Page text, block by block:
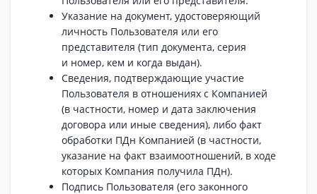
Указание на документ, удостоверяющий
личность Пользователя или его
представителя (тип документа, серия
и номер, кем и когда выдан).
Сведения, подтверждающие участие
Пользователя в отношениях с Компанией
(в частности, номер и дата заключения
договора или иные сведения), либо факт
обработки ПДн Компанией (в частности,
указание на факт взаимоотношений, в ходе
которых Компания получила ПДн).
Подпись Пользователя (его законного